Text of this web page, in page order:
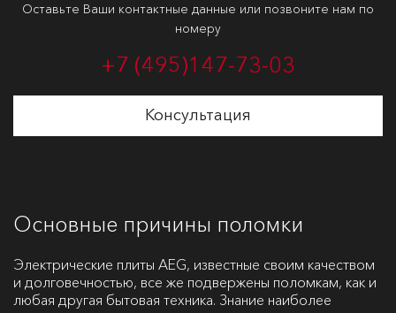
Оставьте Ваши контактные данные или позвоните нам по
номеру
+7 (495)147-73-03
Консультация
Основные причины поломки
Электрические плиты AEG, известные своим качеством
и долговечностью, все же подвержены поломкам, как и
любая другая бытовая техника. Знание наиболее